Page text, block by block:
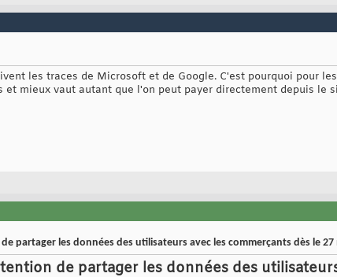
les traces de Microsoft et de Google. C'est pourquoi pour
et mieux vaut autant que l'on peut payer directement depuis le
partager les données des utilisateurs avec les commerçants dès le
de partager les données des